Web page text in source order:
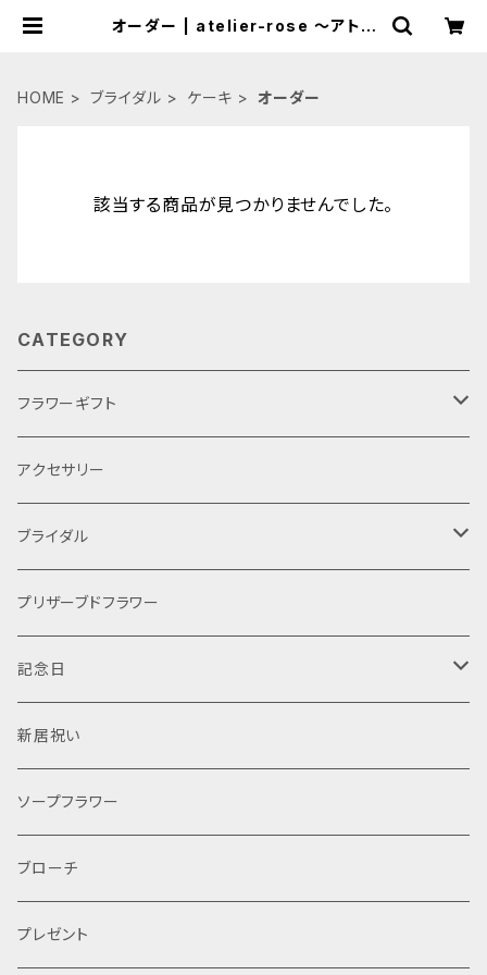
オーダー | atelier-rose ～アトリ
HOME ブライダル ケーキ オーダー
該当する商品が見つかりませんでした。
CATEGORY
フラワーギフト
母の日
アクセサリー
ブライダル
ケーキ
手作りキット
オーダー
プリザーブドフラワー
ティアラ
レンタル
プリザーブドフラワー
記念日
結婚式
新居祝い
ソープフラワー
ブローチ
プレゼント